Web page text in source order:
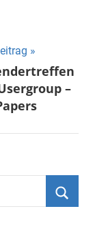
–